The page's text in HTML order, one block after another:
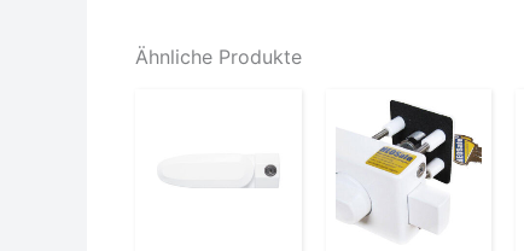
Ähnliche Produkte